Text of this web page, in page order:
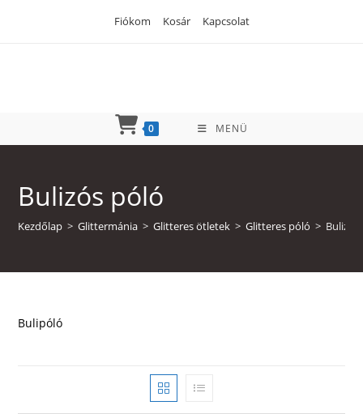
Fiókom Kosár Kapcsolat
0 MENÜ
Bulizós póló
Kezdőlap > Glittermánia > Glitteres ötletek > Glitteres póló >
Bulipóló